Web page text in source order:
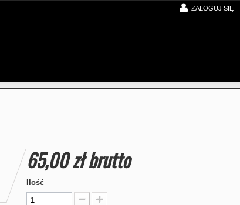
ZALOGUJ SIĘ
65,00 złbrutto
Ilość